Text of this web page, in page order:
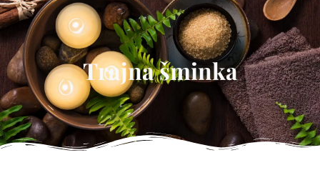
Trajna šminka